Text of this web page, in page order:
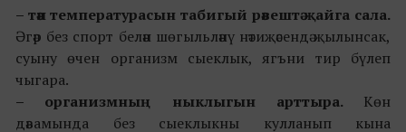
– тән температурасын табигый рәвештә җайга сала.
Әгәр без спорт белән шөгыльләнү нәтиҗәсендә җылынсак,
суыну өчен организм сыеклык, ягъни тир бүлеп
чыгара.
– организмның ныклыгын арттыра. Көн
дәвамында без сыеклыкны кулланып кына